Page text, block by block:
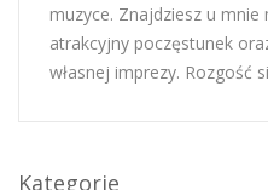
muzyce. Znajdziesz u
atrakcyjny poczęstunek
własnej imprezy. Rozgość
Kategorie